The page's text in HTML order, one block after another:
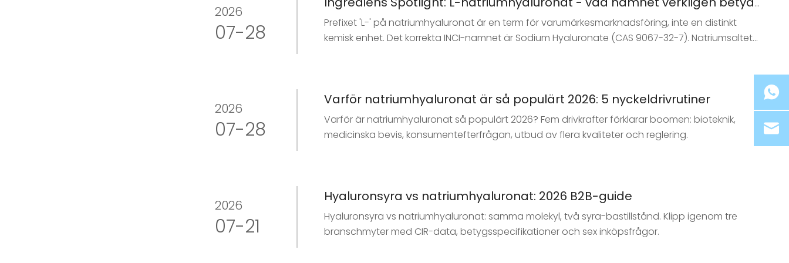
(<20 kDa) kan vara pro-inflammatoriska beroende på struktur och produktionsmetod.
Formulatorer bör matcha MW till målskiktet och påståendet.
2026
07-28
Ingrediens Spotlight: L-natriumhyaluronat - vad namnet verkligen betyder för formulerare och köpare
Prefixet 'L-' på natriumhyaluronat är en term för varumärkesmarknadsföring, inte en distinkt
kemisk enhet. Det korrekta INCI-namnet är Sodium Hyaluronate (CAS 9067-32-7). Natriumsaltet
Inköp kräver verifiering av CoA-parametrar: MW, glukuronsyrahalt, proteinrester, endotoxin,
tungmetaller, mikrobiella gränser och förlust vid torkning. Betygsanpassning och certifieringar
är viktiga.
2026
07-28
Varför natriumhyaluronat är så populärt 2026: 5 nyckeldrivrutiner
Varför är natriumhyaluronat så populärt 2026? Fem drivkrafter förklarar boomen: bioteknik,
medicinska bevis, konsumentefterfrågan, utbud av flera kvaliteter och reglering.
2026
07-21
Hyaluronsyra vs natriumhyaluronat: 2026 B2B-guide
Hyaluronsyra vs natriumhyaluronat: samma molekyl, två syra-bastillstånd. Klipp igenom tre
branschmyter med CIR-data, betygsspecifikationer och sex inköpsfrågor.